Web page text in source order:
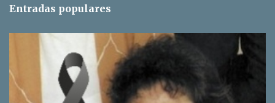
r
s
Entradas populares